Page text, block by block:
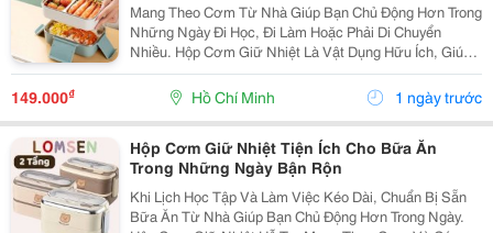
Mang Theo Cơm Từ Nhà Giúp Bạn Chủ Động Hơn Trong
Những Ngày Đi Học, Đi Làm Hoặc Phải Di Chuyển
Nhiều. Hộp Cơm Giữ Nhiệt Là Vật Dụng Hữu Ích, Giúp
Sắp Xếp Các Món Ăn Gọn Gàng Và Thuận Tiện Sử
Dụng Trong Nhiều Hoàn Cảnh. Chọn Hộp Theo Số
Lượng Món ...
149.000₫ Hồ Chí Minh 1 ngày trước
Hộp Cơm Giữ Nhiệt Tiện Ích Cho Bữa Ăn
Trong Những Ngày Bận Rộn
Khi Lịch Học Tập Và Làm Việc Kéo Dài, Chuẩn Bị Sẵn
Bữa Ăn Từ Nhà Giúp Bạn Chủ Động Hơn Trong Ngày.